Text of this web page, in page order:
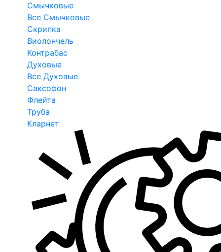
Смычковые
Все Смычковые
Скрипка
Виолончель
Контрабас
Духовые
Все Духовые
Саксофон
Флейта
Труба
Кларнет